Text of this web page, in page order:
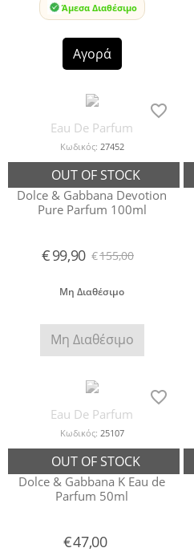
Άμεσα Διαθέσιμο
Αγορά
Eau De Parfum
Κωδικός: 27452
Dolce & Gabbana Devotion
Pure Parfum 100ml
€155,00
€99,90
Μη Διαθέσιμο
Μη Διαθέσιμο
Eau De Parfum
Κωδικός: 25107
Dolce & Gabbana K Eau de
Parfum 50ml
€47,00